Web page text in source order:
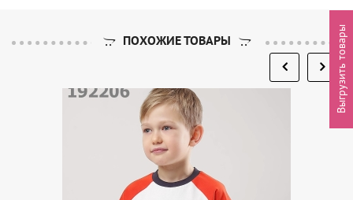
ПОХОЖИЕ ТОВАРЫ Выгрузить товары